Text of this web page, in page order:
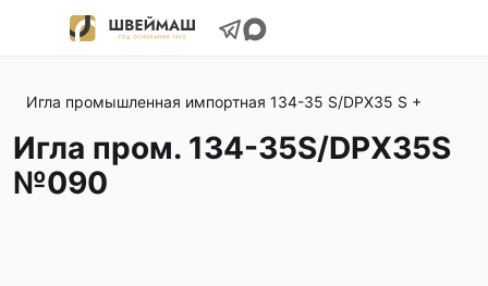
Игла промышленная импортная 134-35 S/DPX35 S +
Игла пром. 134-35S/DPX35S
№090